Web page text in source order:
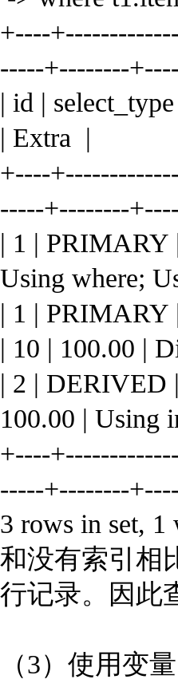
+----
-----+--------
| id |
| Extra |
+----
-----+--------
| 1 |
Using where;
| 1 | PRIMARY
| 10 | 100.00 |
| 2 | DERIVED
100.00 | Using
+----
-----+--------
3 rows in set, 1
和没有索引相
行记录。因此
（3）使用变量